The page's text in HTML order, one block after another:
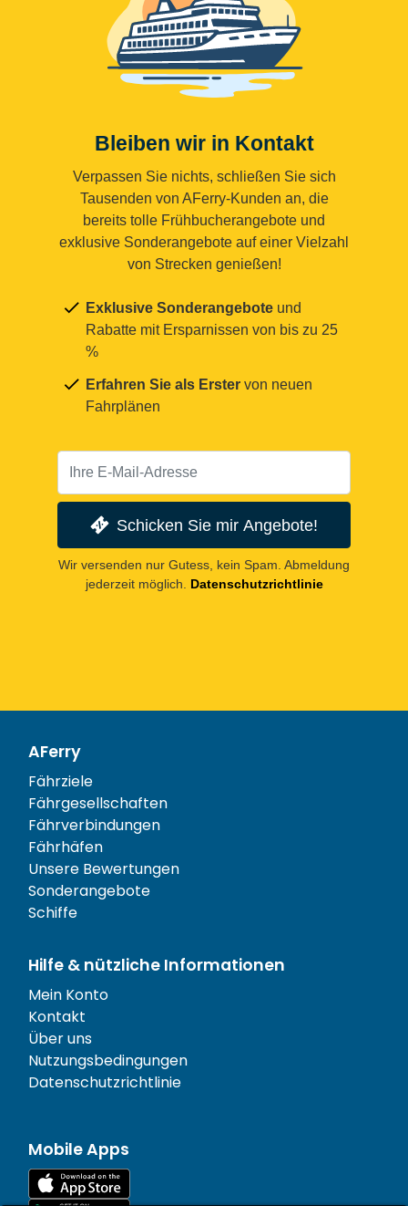
Bleiben wir in Kontakt
Verpassen Sie nichts, schließen Sie sich
Tausenden von AFerry-Kunden an, die
bereits tolle Frühbucherangebote und
exklusive Sonderangebote auf einer Vielzahl
von Strecken genießen!
Exklusive Sonderangebote und
Rabatte mit Ersparnissen von bis zu 25
%
Erfahren Sie als Erster von neuen
Fahrplänen
Schicken Sie mir Angebote!
Wir versenden nur Gutess, kein Spam. Abmeldung
jederzeit möglich. Datenschutzrichtlinie
AFerry
Fährziele
Fährgesellschaften
Fährverbindungen
Fährhäfen
Unsere Bewertungen
Sonderangebote
Schiffe
Hilfe & nützliche Informationen
Mein Konto
Kontakt
Über uns
Nutzungsbedingungen
Datenschutzrichtlinie
Mobile Apps